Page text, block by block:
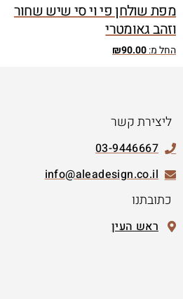
מפת שולחן פי וי סי שיש שחור
וזהב גאומטרי
החל מ: ₪90.00
ליצירת קשר
03-9446667
info@aleadesign.co.il
כתובתנו
ראש העין